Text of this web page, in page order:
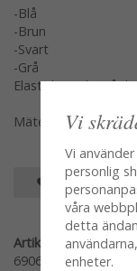
-Blå
-Brun
-Svart
-Grå
Elastisk med resår
Mäter osträckt
SPARA SOM
Artikelnummer:
69066-S
Vi
Vi
personlig
våra
detta
enheter.